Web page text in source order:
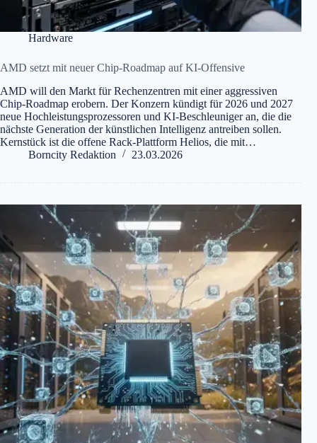
Hardware
AMD setzt mit neuer Chip-Roadmap auf KI-Offensive
AMD will den Markt für Rechenzentren mit einer aggressiven
Chip-Roadmap erobern. Der Konzern kündigt für 2026 und 2027
neue Hochleistungsprozessoren und KI-Beschleuniger an, die die
nächste Generation der künstlichen Intelligenz antreiben sollen.
Kernstück ist die offene Rack-Plattform Helios, die mit…
Borncity Redaktion
23.03.2026